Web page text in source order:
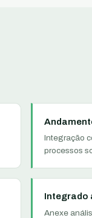
Integração
processos
Integrado
Anexe